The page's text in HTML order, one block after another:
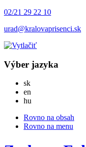
02/21 29 22 10
urad@kralovaprisenci.sk
Výber jazyka
skSlovensky
en
hu
Rovno na obsah
Rovno na menu